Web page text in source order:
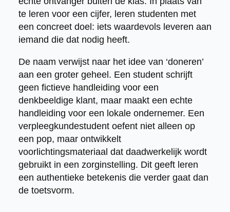
te leren voor een cijfer, leren studenten met
een concreet doel: iets waardevols leveren aan
iemand die dat nodig heeft.
De naam verwijst naar het idee van ‘doneren’
aan een groter geheel. Een student schrijft
geen fictieve handleiding voor een
denkbeeldige klant, maar maakt een echte
handleiding voor een lokale ondernemer. Een
verpleegkundestudent oefent niet alleen op
een pop, maar ontwikkelt
voorlichtingsmateriaal dat daadwerkelijk wordt
gebruikt in een zorginstelling. Dit geeft leren
een authentieke betekenis die verder gaat dan
de toetsvorm.